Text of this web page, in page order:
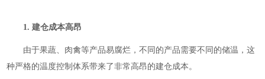
1. 建仓成本高昂
由于果蔬、肉禽等产品易腐烂，不同的产品需要不同的储温，这
种严格的温度控制体系带来了非常高昂的建仓成本。